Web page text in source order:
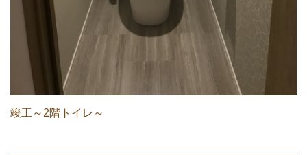
竣工～2階トイレ～